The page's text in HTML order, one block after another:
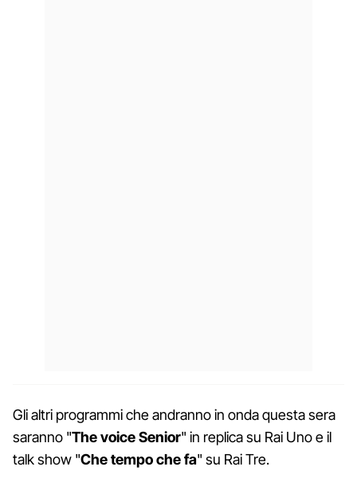
Gli altri programmi che andranno in onda questa sera
saranno "The voice Senior" in replica su Rai Uno e il
talk show "Che tempo che fa" su Rai Tre.